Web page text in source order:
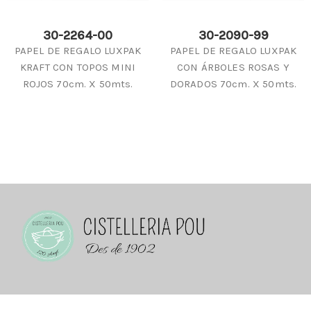
30-2264-00
PAPEL DE REGALO LUXPAK
KRAFT CON TOPOS MINI
ROJOS 70cm. X 50mts.
30-2090-99
PAPEL DE REGALO LUXPAK
CON ÁRBOLES ROSAS Y
DORADOS 70cm. X 50mts.